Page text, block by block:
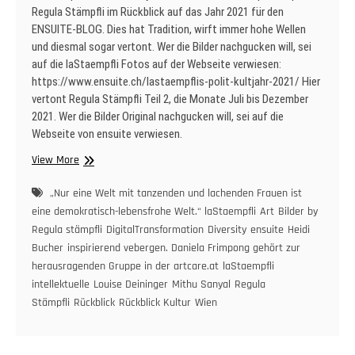
Regula Stämpfli im Rückblick auf das Jahr 2021 für den
ENSUITE-BLOG. Dies hat Tradition, wirft immer hohe Wellen
und diesmal sogar vertont. Wer die Bilder nachgucken will, sei
auf die laStaempfli Fotos auf der Webseite verwiesen:
https://www.ensuite.ch/lastaempflis-polit-kultjahr-2021/ Hier
vertont Regula Stämpfli Teil 2, die Monate Juli bis Dezember
2021. Wer die Bilder Original nachgucken will, sei auf die
Webseite von ensuite verwiesen.
View MorelaStaempflis
Kulturjahr
2021.
Teil
II.
„Nur eine Welt mit tanzenden und lachenden Frauen ist
eine demokratisch-lebensfrohe Welt.“ laStaempfli Art Bilder by
Regula stämpfli DigitalTransformation Diversity ensuite Heidi
Bucher inspirierend vebergen. Daniela Frimpong gehört zur
herausragenden Gruppe in der artcare.at laStaempfli
intellektuelle Louise Deininger Mithu Sanyal Regula
Stämpfli Rückblick Rückblick Kultur Wien